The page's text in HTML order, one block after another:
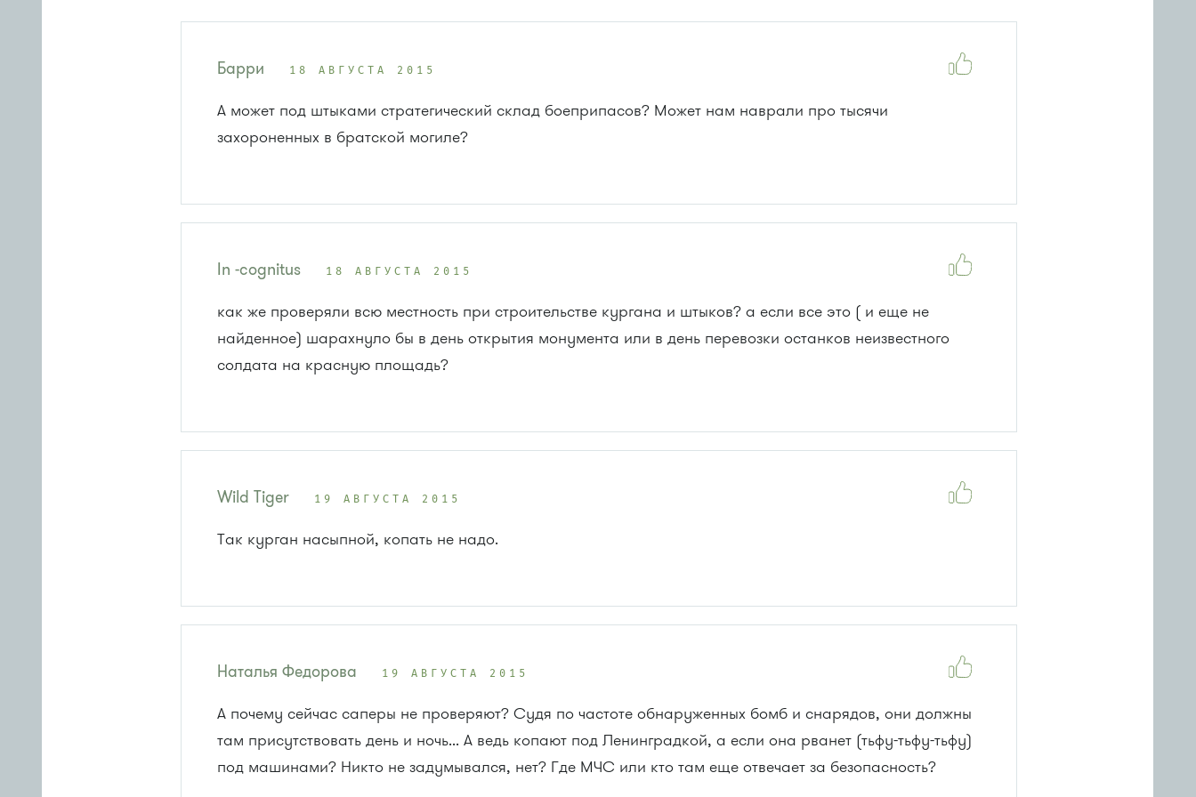
Барри 18 АВГУСТА 2015
А может под штыками стратегический склад боеприпасов? Может нам наврали про тысячи
захороненных в братской могиле?
In -cognitus 18 АВГУСТА 2015
как же проверяли всю местность при строительстве кургана и штыков? а если все это ( и еще не
найденное) шарахнуло бы в день открытия монумента или в день перевозки останков неизвестного
солдата на красную площадь?
Wild Tiger 19 АВГУСТА 2015
Так курган насыпной, копать не надо.
Наталья Федорова 19 АВГУСТА 2015
А почему сейчас саперы не проверяют? Судя по частоте обнаруженных бомб и снарядов, они должны
там присутствовать день и ночь... А ведь копают под Ленинградкой, а если она рванет (тьфу-тьфу-тьфу)
под машинами? Никто не задумывался, нет? Где МЧС или кто там еще отвечает за безопасность?